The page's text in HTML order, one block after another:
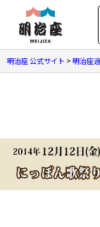
明治座 公式サイト > 明治座